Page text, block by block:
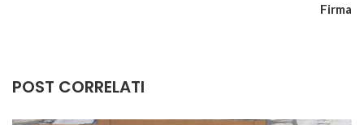
Firma
POST CORRELATI